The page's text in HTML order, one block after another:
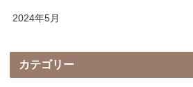
2024年5月
カテゴリー